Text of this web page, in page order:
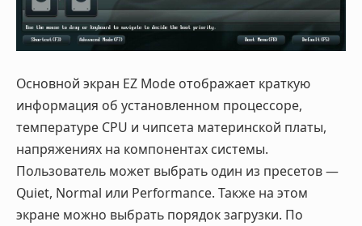
Основной экран EZ Mode отображает краткую
информация об установленном процессоре,
температуре CPU и чипсета материнской платы,
напряжениях на компонентах системы.
Пользователь может выбрать один из пресетов —
Quiet, Normal или Performance. Также на этом
экране можно выбрать порядок загрузки. По